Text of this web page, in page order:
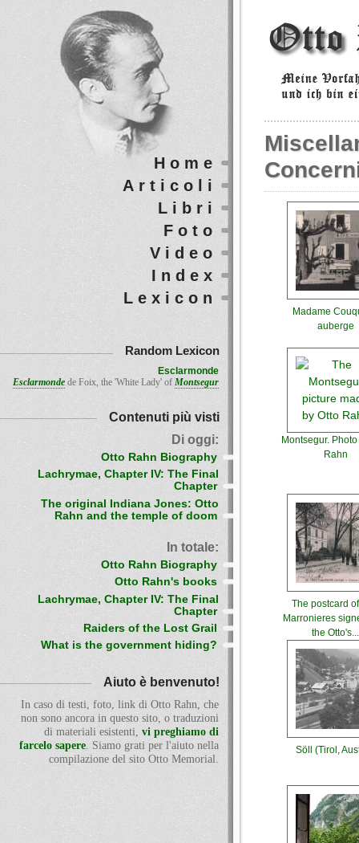
Madame
auberge
Montsegur.
Rahn
The postcard
Marronieres
the Otto's...
Söll (Tirol,
Home
Articoli
Libri
Foto
Video
Index
Lexicon
Random Lexicon
Esclarmonde
Esclarmonde de Foix, the 'White Lady' of Montsegur
Contenuti più visti
Di oggi:
Otto Rahn Biography
Lachrymae, Chapter IV: The Final
Chapter
The original Indiana Jones: Otto
Rahn and the temple of doom
In totale:
Otto Rahn Biography
Otto Rahn's books
Lachrymae, Chapter IV: The Final
Chapter
Raiders of the Lost Grail
What is the government hiding?
Aiuto è benvenuto!
In caso di testi, foto, link di Otto Rahn, che
non sono ancora in questo sito, o traduzioni
di materiali esistenti, vi preghiamo di
farcelo sapere. Siamo grati per l'aiuto nella
compilazione del sito Otto Memorial.